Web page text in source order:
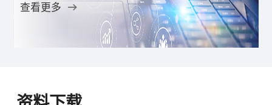
查看更多
天眼安全运营